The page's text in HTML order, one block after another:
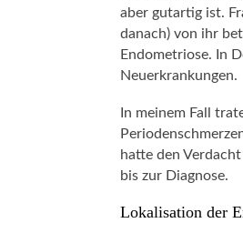
aber gutartig ist.
danach) von ihr
Endometriose. In
Neuerkrankungen.
In meinem Fall
hatte den
bis zur Diagnose.
Lokalisation der